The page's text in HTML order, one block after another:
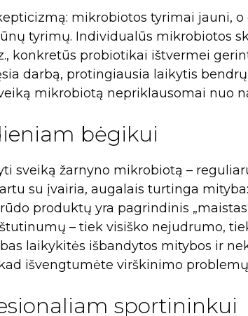
mikrobiotos tyrimai jauni,
tyrimų. Individualūs mikrobiotos
konkretūs probiotikai ištvermei
darbą, protingiausia laikytis
mikrobiotą nepriklausomai nuo
bėgikui
sveiką žarnyno mikrobiotą –
su įvairia, augalais turtinga
produktų yra pagrindinis
– tiek visiško nejudrumo,
laikykitės išbandytos mitybos ir
išvengtumėte virškinimo
sportininkui